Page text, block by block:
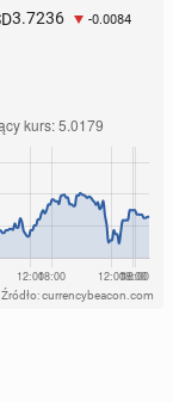
3.7236 -0.0084
Źródło: currencybeacon.com